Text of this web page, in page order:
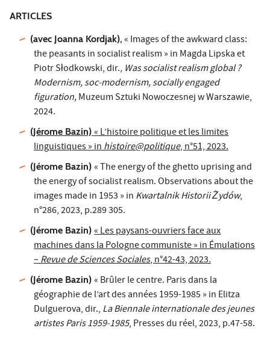
ARTICLES
(avec Joanna Kordjak), « Images of the awkward class:
the peasants in socialist realism » in Magda Lipska et
Piotr Słodkowski, dir., Was socialist realism global ?
Modernism, soc-modernism, socially engaged
figuration,Muzeum Sztuki Nowoczesnej w Warszawie,
2024.
(Jérome Bazin)« L’histoire politique et les limites
linguistiques » inhistoire@politique, n°51, 2023.
(Jérome Bazin)« The energy of the ghetto uprising and
the energy of socialist realism. Observations about the
images made in 1953 » in Kwartalnik Historii Żydów,
n°286, 2023, p.289 305.
(Jérome Bazin)« Les paysans-ouvriers face aux
machines dans la Pologne communiste » in Émulations
–Revue de Sciences Sociales, n°42-43, 2023.
(Jérome Bazin)« Brûler le centre. Paris dans la
géographie de l’art des années 1959-1985 » in Elitza
Dulguerova, dir., La Biennale internationale des jeunes
artistes Paris 1959-1985, Presses du réel, 2023, p.47-58.